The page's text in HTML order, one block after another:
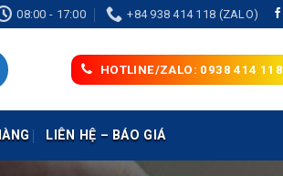
08:00 - 17:00 +84 938 414 118 (ZALO)
HOTLINE/ZALO: 0938 414 118
LIÊN HỆ – BÁO GIÁ